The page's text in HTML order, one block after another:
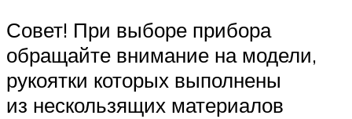
Совет! При выборе прибора
обращайте внимание на модели,
рукоятки которых выполнены
из нескользящих материалов